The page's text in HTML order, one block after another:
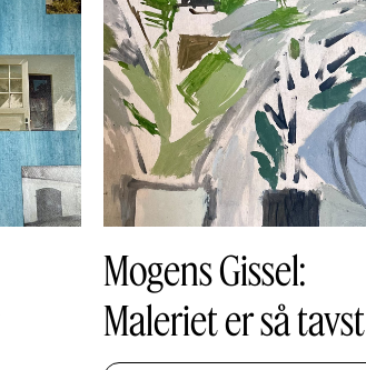
Mogens Gissel:
Maleriet er så tavst